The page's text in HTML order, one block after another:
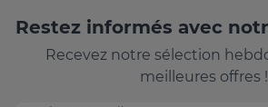
Restez informés avec
Recevez notre sélection
meilleures offres !